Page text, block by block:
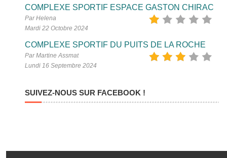
COMPLEXE SPORTIF ESPACE GASTON CHIRAC
Par Helena
Mardi 22 Octobre 2024
COMPLEXE SPORTIF DU PUITS DE LA ROCHE
Par Martine Assmat
Lundi 16 Septembre 2024
SUIVEZ-NOUS SUR FACEBOOK !